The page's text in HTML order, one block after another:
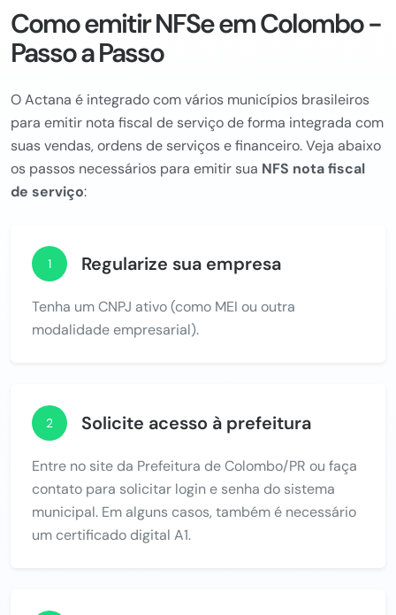
Como emitir NFSe em Colombo -
Passo a Passo
O Actana é integrado com vários municípios brasileiros
para emitir nota fiscal de serviço de forma integrada com
suas vendas, ordens de serviços e financeiro. Veja abaixo
os passos necessários para emitir sua NFS nota fiscal
de serviço:
1 Regularize sua empresa
Tenha um CNPJ ativo (como MEI ou outra
modalidade empresarial).
2 Solicite acesso à prefeitura
Entre no site da Prefeitura de Colombo/PR ou faça
contato para solicitar login e senha do sistema
municipal. Em alguns casos, também é necessário
um certificado digital A1.